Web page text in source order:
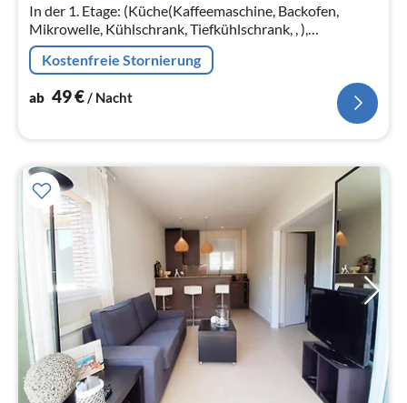
In der 1. Etage: (Küche(Kaffeemaschine, Backofen,
Mikrowelle, Kühlschrank, Tiefkühlschrank, , ),
Wohn/Esszimmer(Doppelschlafcouch, TV, Esstisch)
Kostenfreie Stornierung
ab 49€/ Nacht